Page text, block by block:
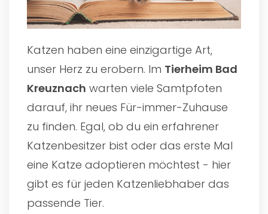
Katzen haben eine einzigartige Art,
unser Herz zu erobern. Im Tierheim Bad
Kreuznach warten viele Samtpfoten
darauf, ihr neues Für-immer-Zuhause
zu finden. Egal, ob du ein erfahrener
Katzenbesitzer bist oder das erste Mal
eine Katze adoptieren möchtest - hier
gibt es für jeden Katzenliebhaber das
passende Tier.